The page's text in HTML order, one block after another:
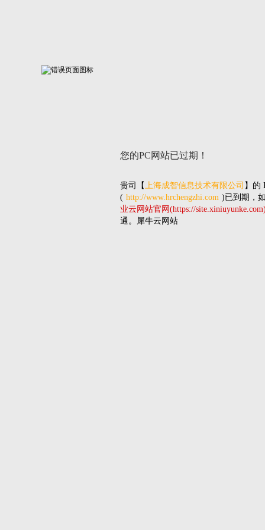
您的PC网站已过期！
贵司 【上海成智信息技术有限公司 】的
( http://www.hrchengzhi.com )已到期，
业云网站官网(https://
通。犀牛云网站